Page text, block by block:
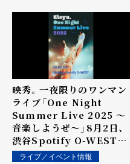
映秀。一夜限りのワンマン
ライブ「One Night
Summer Live 2025 ～
音楽しようぜ～」8月2日、
渋谷Spotify O-WESTに
て開催決定！
ライブ／イベント情報